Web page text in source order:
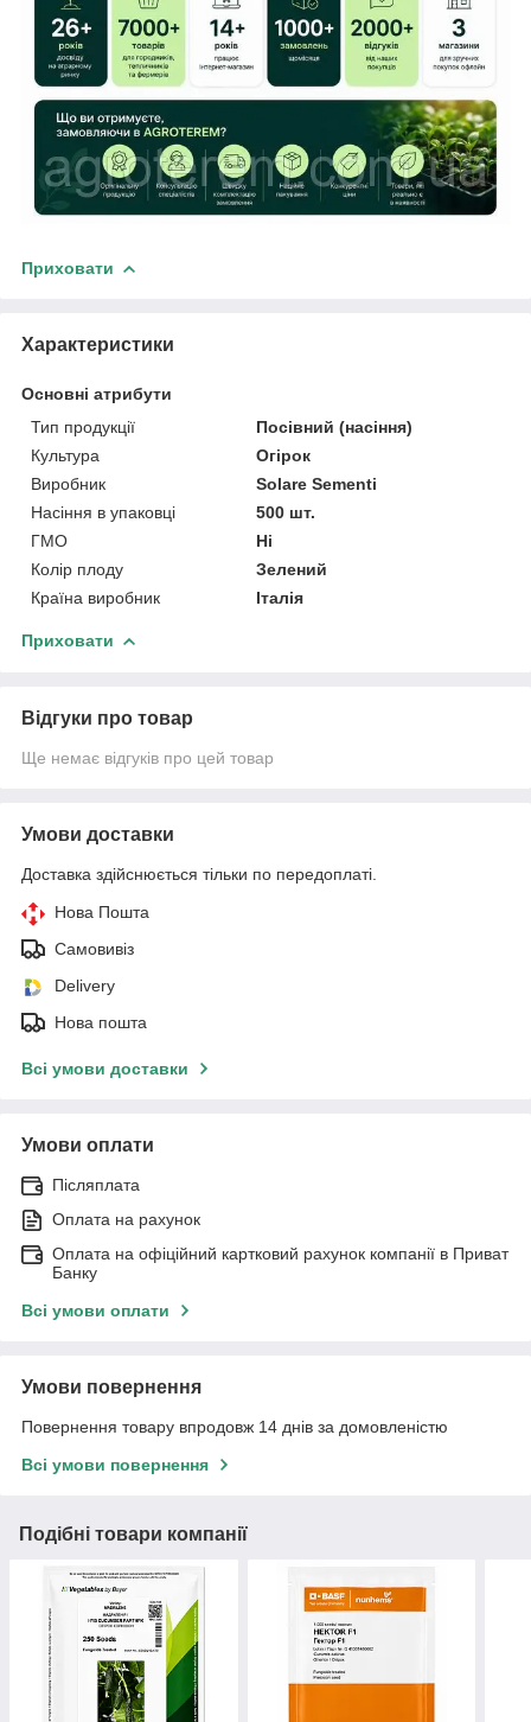
Приховати
Характеристики
Основні атрибути
Тип продукції
Посівний (насіння)
Культура
Огірок
Виробник
Solare Sementi
Насіння в упаковці
500 шт.
ГМО
Ні
Колір плоду
Зелений
Країна виробник
Італія
Приховати
Відгуки про товар
Ще немає відгуків про цей товар
Умови доставки
Доставка здійснюється тільки по передоплаті.
Нова Пошта
Самовивіз
Delivery
Нова пошта
Всі умови доставки
Умови оплати
Післяплата
Оплата на рахунок
Оплата на офіційний картковий рахунок компанії в Приват
Банку
Всі умови оплати
Умови повернення
Повернення товару впродовж 14 днів за домовленістю
Всі умови повернення
Подібні товари компанії